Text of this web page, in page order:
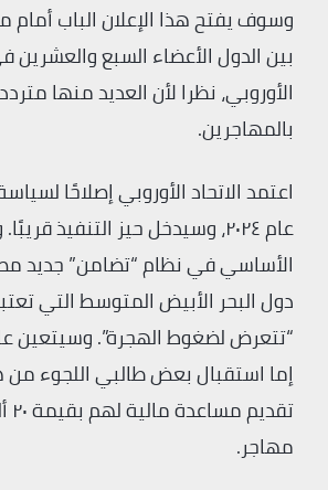
وسوف يفتح هذا الإعلان الباب
بين الدول الأعضاء السبع والعشرين
الأوروبي، نظرا لأن العديد منها
بالمهاجرين.
اعتمد الاتحاد الأوروبي إصلاحًا
عام ٢٠٢٤، وسيدخل حيز التنفيذ
الأساسي في نظام “تضامن” جديد
دول البحر الأبيض المتوسط ​​التي
“تتعرض لضغوط الهجرة”. وسيتعين
إما استقبال بعض طالبي اللجوء من
مهاجر.